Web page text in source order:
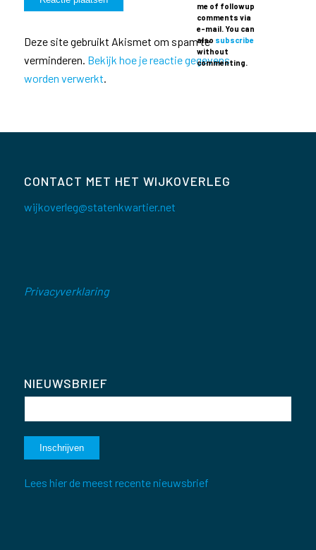
me of followup
comments via
e-mail. You can
also subscribe
without
commenting.
Deze site gebruikt Akismet om spam te
verminderen. Bekijk hoe je reactie gegevens
worden verwerkt.
CONTACT MET HET WIJKOVERLEG
wijkoverleg@statenkwartier.net
Privacyverklaring
NIEUWSBRIEF
Lees hier de meest recente nieuwsbrief